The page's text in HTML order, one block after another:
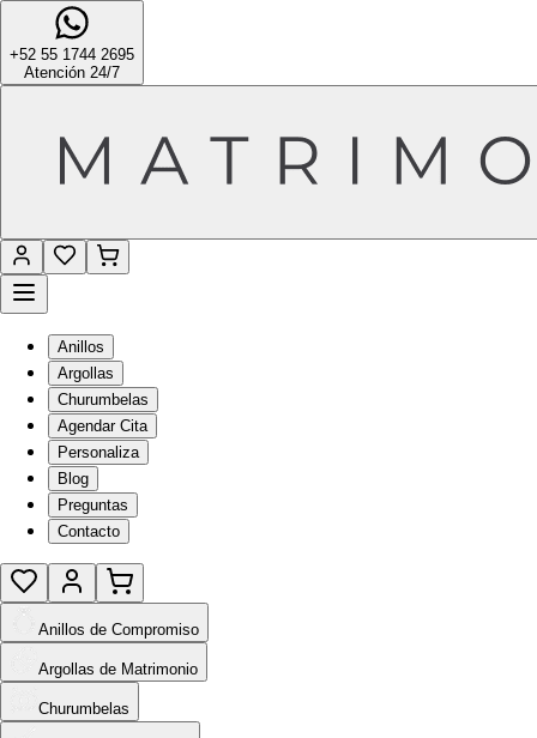
+52 55 1744 2695
Atención 24/7
Anillos
Argollas
Churumbelas
Agendar Cita
Personaliza
Blog
Preguntas
Contacto
Anillos de Compromiso
Argollas de Matrimonio
Churumbelas